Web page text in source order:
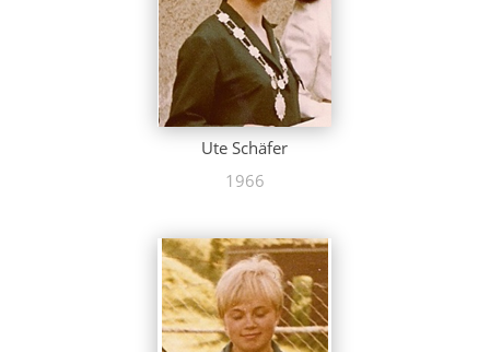
Ute Schäfer
1966